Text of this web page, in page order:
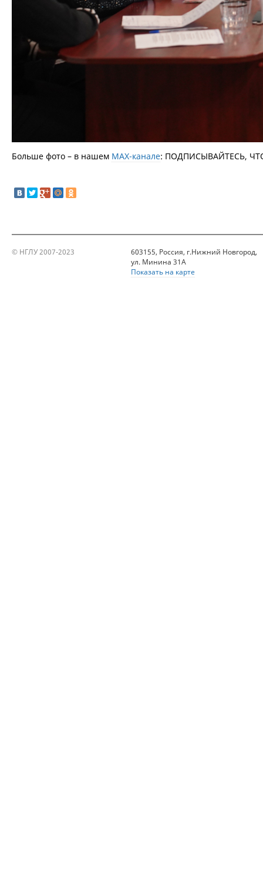
Больше фото – в нашем МАХ-канале: ПОДПИСЫВАЙТЕСЬ,
© НГЛУ 2007-2023
603155, Россия, г.Нижний Новгород,
ул. Минина 31А
Показать на карте